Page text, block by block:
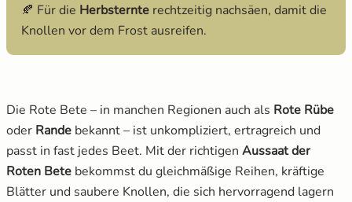
🍂 Für die Herbsternterechtzeitig nachsäen, damit die
Knollen vor dem Frost ausreifen.
Die Rote Bete – in manchen Regionen auch als Rote Rübe
oder Rande bekannt – ist unkompliziert, ertragreich und
passt in fast jedes Beet. Mit der richtigen Aussaat der
Roten Bete bekommst du gleichmäßige Reihen, kräftige
Blätter und saubere Knollen, die sich hervorragend lagern
Mangold
Paprika
Russische Tomaten
Tomaten für Tomatenhaus
Tomatensamen Set